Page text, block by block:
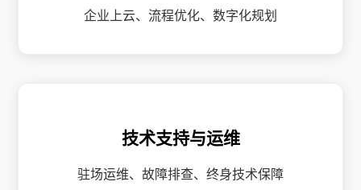
企业上云、流程优化、数字化规划
技术支持与运维
驻场运维、故障排查、终身技术保障